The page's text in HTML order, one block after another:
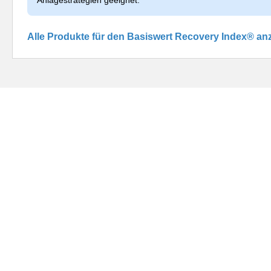
Alle Produkte für den Basiswert Recovery Index®